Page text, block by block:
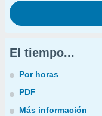
El tiempo...
Por horas
PDF
Más información